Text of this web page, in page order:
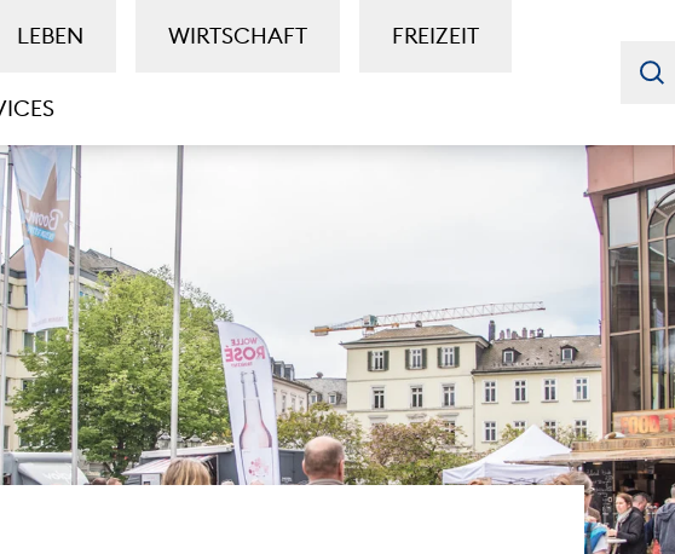
LEBEN WIRTSCHAFT FREIZEIT